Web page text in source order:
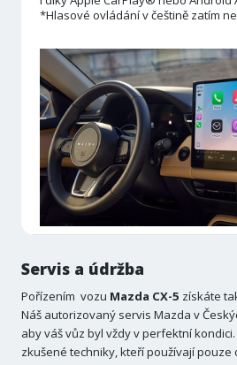
*Hlasové ovládání v češtině zatím
Servis a údržba
Pořízením vozu Mazda CX-5 získáte
Náš autorizovaný servis Mazda v
aby váš vůz byl vždy v perfektní
zkušené techniky, kteří používají